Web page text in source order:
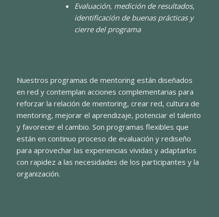
Evaluación, medición de resultados,
identificación de buenas prácticas y
cierre del programa
Nuestros programas de mentoring están diseñados
en red y contemplan acciones complementarias para
reforzar la relación de mentoring, crear red, cultura de
mentoring, mejorar el aprendizaje, potenciar el talento
y favorecer el cambio. Son programas flexibles que
están en continuo proceso de evaluación y rediseño
para aprovechar las experiencias vividas y adaptarlos
con rapidez a las necesidades de los participantes y la
organización.